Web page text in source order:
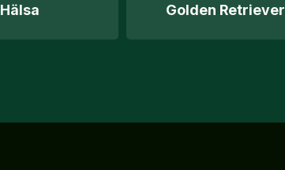
Hälsa Golden Retriever